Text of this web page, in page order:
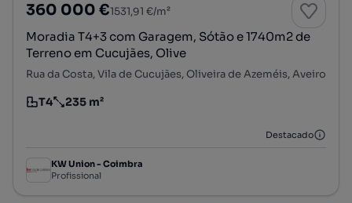
360 000 €1531,91 €/m²
Moradia T4+3 com Garagem, Sótão e 1740m2 de
Terreno em Cucujães, Olive
Rua da Costa, Vila de Cucujães, Oliveira de Azeméis, Aveiro
Tipologia
T4
Preço por metro quadrado
235 m²
Destacado
KW Union - Coimbra
Profissional